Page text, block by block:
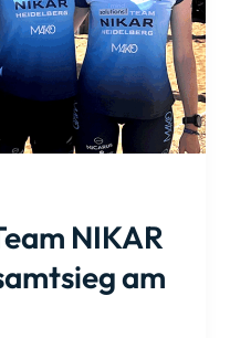
NIKAR
am